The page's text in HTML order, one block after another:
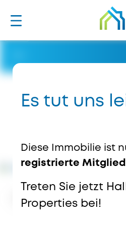
Es tut uns
Diese Immobilie ist
registrierte
Treten Sie jetzt
Properties bei!
4294 Ansichten